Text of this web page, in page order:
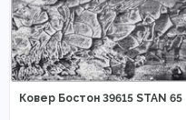
Ковер Бостон 39615 STAN 65